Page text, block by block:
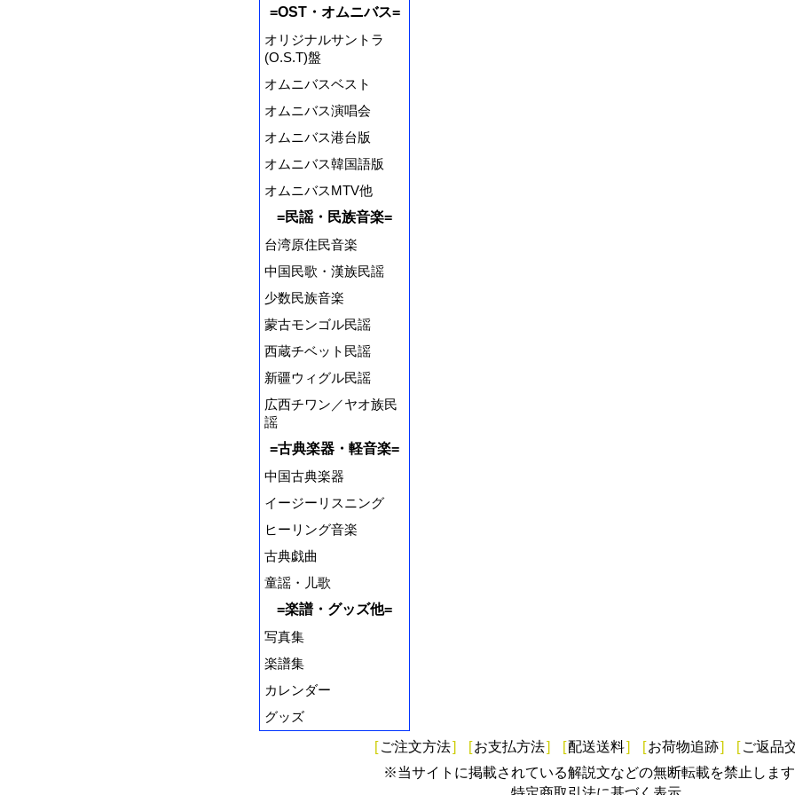
=OST・オムニバス=
オリジナルサントラ
(O.S.T)盤
オムニバスベスト
オムニバス演唱会
オムニバス港台版
オムニバス韓国語版
オムニバスMTV他
=民謡・民族音楽=
台湾原住民音楽
中国民歌・漢族民謡
少数民族音楽
蒙古モンゴル民謡
西蔵チベット民謡
新疆ウィグル民謡
広西チワン／ヤオ族民
謡
=古典楽器・軽音楽=
中国古典楽器
イージーリスニング
ヒーリング音楽
古典戯曲
童謡・儿歌
=楽譜・グッズ他=
写真集
楽譜集
カレンダー
グッズ
[ ご注文方法] [お支払方法] [配送送料] [お荷物追跡] [ ご返品
※当サイトに掲載されている解説文などの無断転載を禁止します